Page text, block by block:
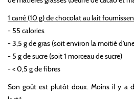
1 carré (10 g) de chocolat au lait
- 55 calories
- 3,5 g de gras (soit environ la moitié
- 5 g de sucre (soit 1 morceau de sucre)
- < 0,5 g de fibres
Son goût est plutôt doux. Moins il y a